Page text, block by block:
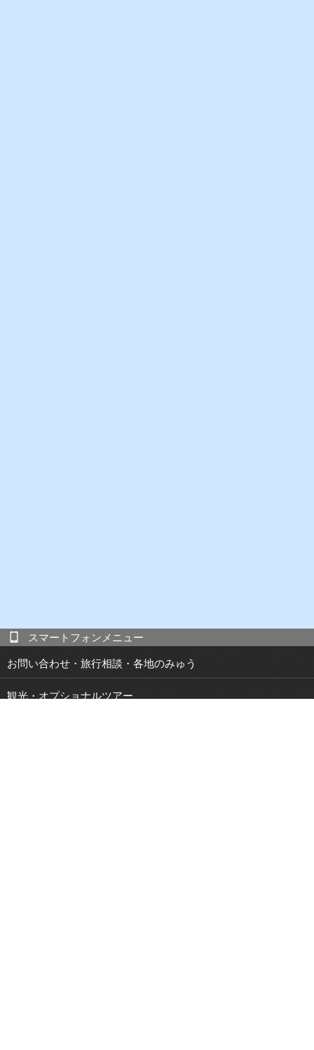
スマートフォンメニュー
お問い合わせ・旅行相談・各地のみゅう
観光・オプショナルツアー